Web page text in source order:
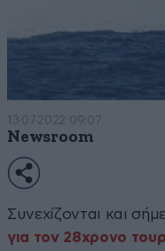
13·07·2022 09:07
Newsroom
Συνεχίζονται και
για τον 28χρονο